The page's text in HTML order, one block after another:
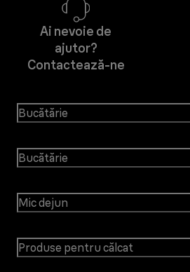
Ai nevoie de
ajutor?
Contactează-ne
Bucătărie
Bucătărie
Mic dejun
Produse pentru călcat